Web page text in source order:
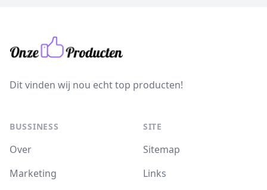
Dit vinden wij nou echt top producten!
BUSSINESS
Over
Marketing
SITE
Sitemap
Links